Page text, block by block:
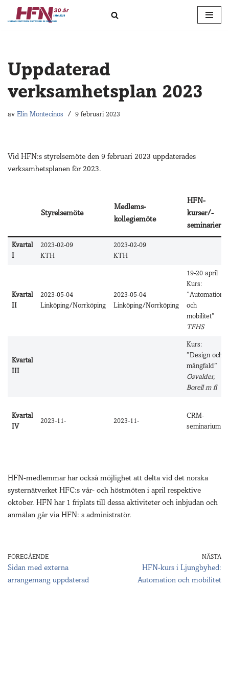
Uppdaterad
verksamhetsplan 2023
av Elin Montecinos 9 februari 2023
Vid HFN:s styrelsemöte den 9 februari 2023 uppdaterades
verksamhetsplanen för 2023.
Styrelsemöte
Medlems-
kollegiemöte
HFN-
kurser/-
seminarier
Kvartal
I
2023-02-09
KTH
2023-02-09
KTH
Kvartal
II
2023-05-04
Linköping/Norrköping
2023-05-04
Linköping/Norrköping
19-20 april
Kurs:
”Automation
och
mobilitet”
TFHS
Kvartal
III
Kurs:
”Design och
mångfald”
Osvalder,
Borell m fl
Kvartal
IV
2023-11- 2023-11-
CRM-
seminarium
HFN-medlemmar har också möjlighet att delta vid det norska
systernätverket HFC:s vår- och höstmöten i april respektive
oktober. HFN har 1 friplats till dessa aktiviteter och inbjudan och
anmälan går via HFN: s administratör.
FÖREGÅENDE
Sidan med externa
arrangemang uppdaterad
NÄSTA
HFN-kurs i Ljungbyhed:
Automation och mobilitet